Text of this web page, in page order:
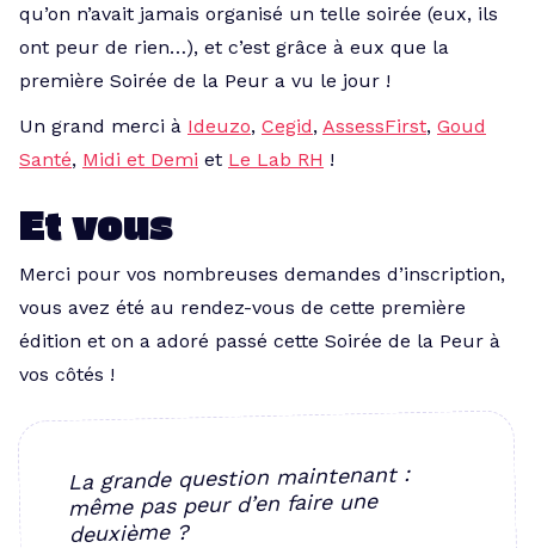
qu’on n’avait jamais organisé un telle soirée (eux, ils
ont peur de rien…), et c’est grâce à eux que la
première Soirée de la Peur a vu le jour !
Un grand merci à Ideuzo, Cegid, AssessFirst, Goud
Santé, Midi et Demi et Le Lab RH !
Et vous
Merci pour vos nombreuses demandes d’inscription,
vous avez été au rendez-vous de cette première
édition et on a adoré passé cette Soirée de la Peur à
vos côtés !
La grande question maintenant :
même pas peur d’en faire une
deuxième ?